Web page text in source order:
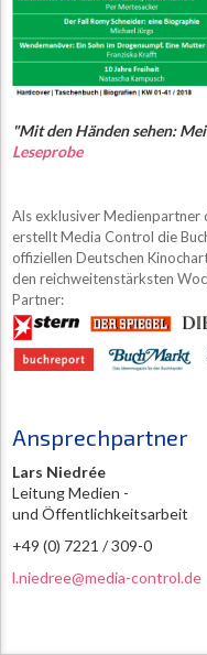
"Mit den Händen sehen:
Leseprobe
Als exklusiver Medienpartner
erstellt Media Control die
offiziellen Deutschen
den reichweitenstärksten
Partner:
Ansprechpartner
Lars Niedrée
Leitung Medien -
und Öffentlichkeitsarbeit
+49 (0) 7221 / 309-0
l.niedree@media-control.de